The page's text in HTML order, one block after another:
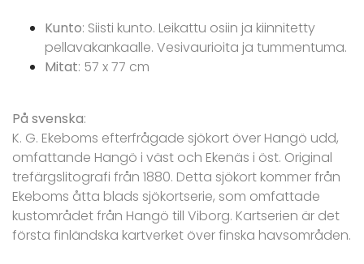
Kunto: Siisti kunto. Leikattu osiin ja kiinnitetty
pellavakankaalle. Vesivaurioita ja tummentuma.
Mitat: 57 x 77 cm
På svenska:
K. G. Ekeboms efterfrågade sjökort över Hangö udd,
omfattande Hangö i väst och Ekenäs i öst. Original
trefärgslitografi från 1880. Detta sjökort kommer från
Ekeboms åtta blads sjökortserie, som omfattade
kustområdet från Hangö till Viborg. Kartserien är det
första finländska kartverket över finska havsområden.